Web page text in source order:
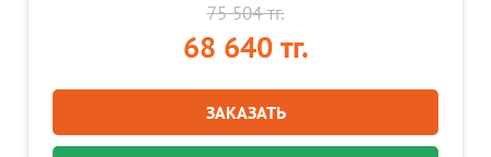
75 504 тг.
68 640 тг.
ЗАКАЗАТЬ